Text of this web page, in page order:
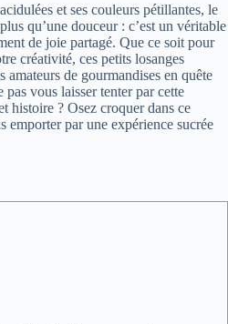
et ses couleurs pétillantes, le
qu’une douceur : c’est un véritable
de joie partagé. Que ce soit pour
créativité, ces petits losanges
amateurs de gourmandises en quête
vous laisser tenter par cette
histoire ? Osez croquer dans ce
emporter par une expérience sucrée